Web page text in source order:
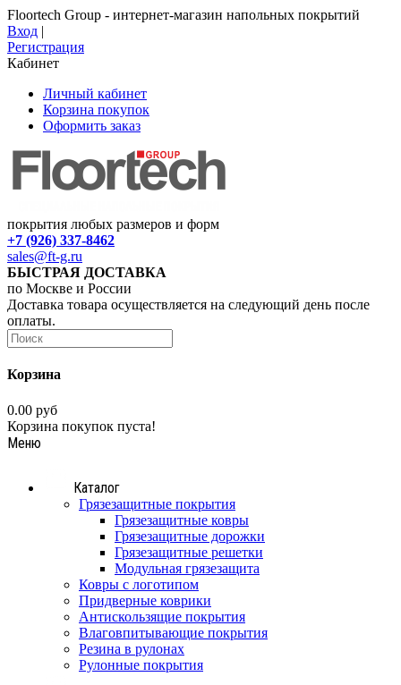
Floortech Group - интернет-магазин напольных покрытий
Вход |
Регистрация
Кабинет
Личный кабинет
Корзина покупок
Оформить заказ
покрытия любых размеров и форм
+7 (926) 337-8462
sales@ft-g.ru
БЫСТРАЯ ДОСТАВКА
по Москве и России
Доставка товара осуществляется на следующий день после
оплаты.
Корзина
0.00 руб
Корзина покупок пуста!
Меню
Каталог
Грязезащитные покрытия
Грязезащитные ковры
Грязезащитные дорожки
Грязезащитные решетки
Модульная грязезащита
Ковры с логотипом
Придверные коврики
Антискользящие покрытия
Влаговпитывающие покрытия
Резина в рулонах
Рулонные покрытия